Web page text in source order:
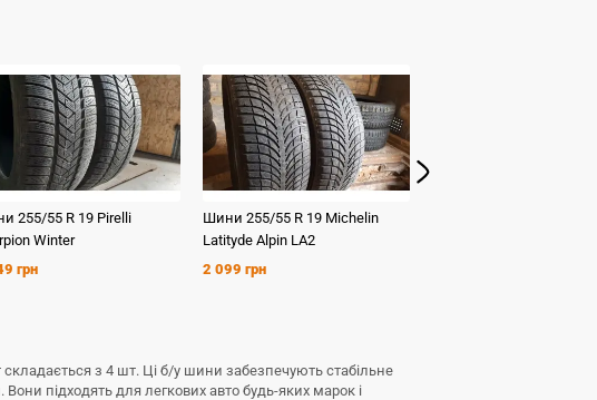
255/55 R 19 Pirelli
Winter
грн
Шини255/55 R 19 Michelin
Latityde Alpin LA2
2 099 грн
з 4 шт. Ці б/у шини забезпечують стабільне
підходять для легкових авто будь-яких марок і